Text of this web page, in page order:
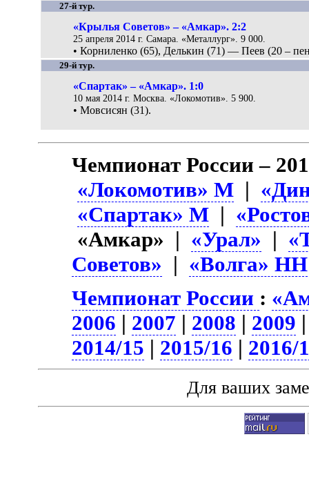
27-й тур.
«Крылья Советов» – «Амкар». 2:2
25 апреля 2014 г. Самара. «Металлург». 9 000.
• Корниленко (65), Делькин (71) — Пеев (20 –
29-й тур.
«Спартак» – «Амкар». 1:0
10 мая 2014 г. Москва. «Локомотив». 5 900.
• Мовсисян (31).
Чемпионат России –
«Локомотив» М |
«Спартак» М |
«Амкар» | «Урал» |
Советов» | «Волга» НН
Чемпионат России :
2006 | 2007 | 2008 | 2009
2014/15 | 2015/16 | 2016/
Для ваших